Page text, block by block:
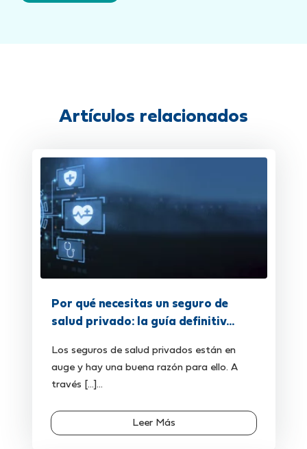
Artículos relacionados
Por qué necesitas un seguro de
salud privado: la guía definitiv...
Los seguros de salud privados están en
auge y hay una buena razón para ello. A
través [...]...
Leer Más